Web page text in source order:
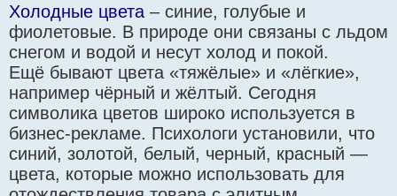
Холодные цвета – синие, голубые и
фиолетовые. В природе они связаны с льдом
снегом и водой и несут холод и покой.
Ещё бывают цвета «тяжёлые» и «лёгкие»,
например чёрный и жёлтый. Сегодня
символика цветов широко используется в
бизнес-рекламе. Психологи установили, что
синий, золотой, белый, черный, красный —
цвета, которые можно использовать для